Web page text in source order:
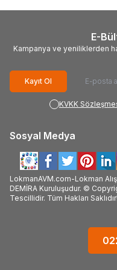
E-
Kampanya ve yeniliklerden
Kayıt Ol
KVKK
Sosyal Medya
LokmanAVM.com-Lokman
DEMİRA Kuruluşudur. ©
Tescillidir. Tüm Hakları